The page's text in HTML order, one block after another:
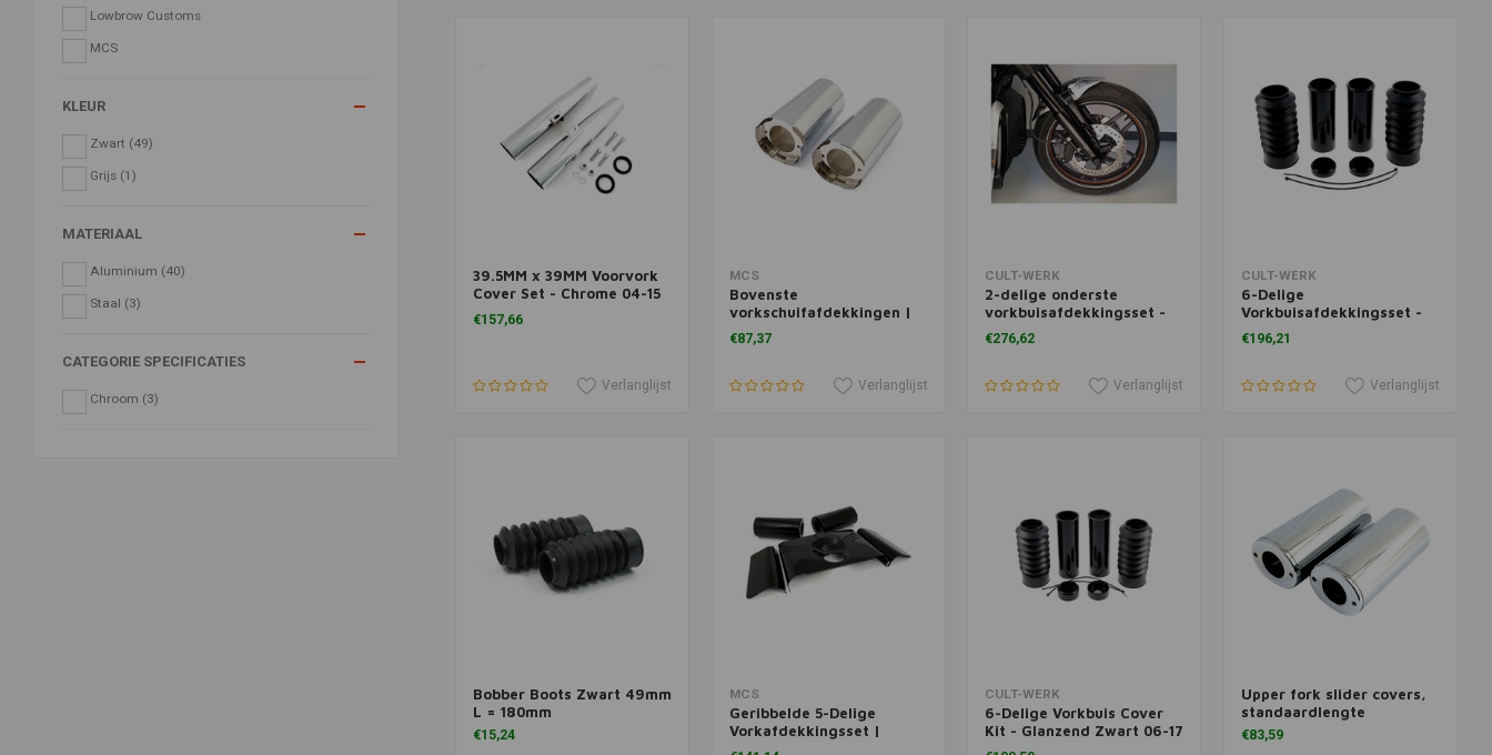
Lowbrow Customs
MCS
KLEUR
Zwart (49)
Grijs (1)
MATERIAAL
Aluminium (40)
Staal (3)
CATEGORIE SPECIFICATIES
Chroom (3)
Toevoegen aan winkelwagen
39.5MM x 39MM Voorvork
Cover Set - Chrome 04-15
XL
€157,66
Verlanglijst
Toevoegen aan winkelwagen
MCS
Bovenste
vorkschuifafdekkingen |
Kies een kleur
€87,37
Verlanglijst
Toevoegen aan winkelwagen
CULT-WERK
2-delige onderste
vorkbuisafdekkingsset -
glanzend zwart
€276,62
Verlanglijst
Toevoegen aan winkelwagen
CULT-WERK
6-Delige
Vorkbuisafdekkingsset -
Glanzend Zwart
€196,21
Verlanglijst
Toevoegen aan winkelwagen
Bobber Boots Zwart 49mm
L = 180mm
€15,24
Toevoegen aan winkelwagen
MCS
Geribbelde 5-Delige
Vorkafdekkingsset |
Glanzend Zwart
Toevoegen aan winkelwagen
CULT-WERK
6-Delige Vorkbuis Cover
Kit - Glanzend Zwart 06-17
Dyna
Toevoegen aan winkelwagen
Upper fork slider covers,
standaardlengte
€83,59